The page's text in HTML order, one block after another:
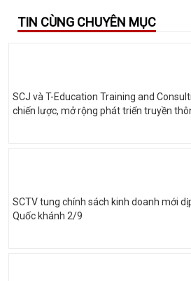
TIN CÙNG CHUYÊN MỤC
SCJ và T-Education Training and
chiến lược, mở rộng phát triển truyền
SCTV tung chính sách kinh doanh mới
Quốc khánh 2/9